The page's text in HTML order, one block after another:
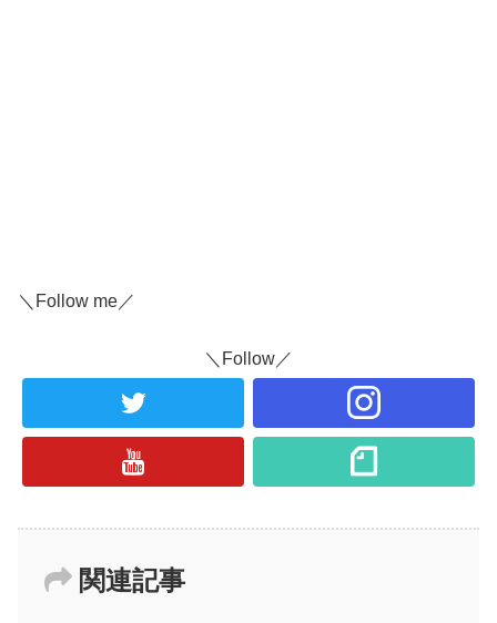
＼Follow me／
＼Follow／
関連記事